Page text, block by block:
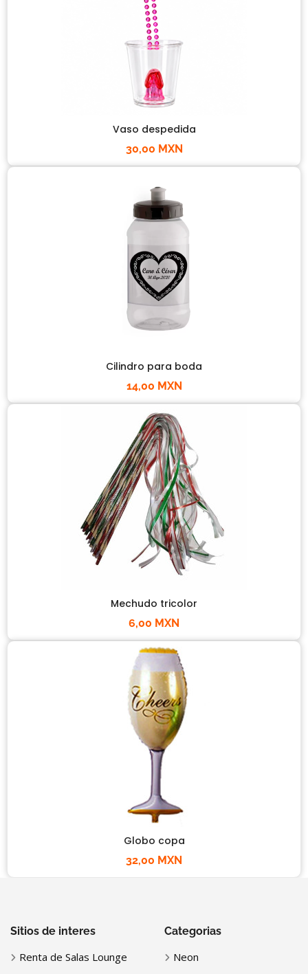
Vaso despedida
30,00 MXN
Cilindro para boda
14,00 MXN
Mechudo tricolor
6,00 MXN
Globo copa
32,00 MXN
Sitios de interes
Renta de Salas Lounge
Categorias
Neon